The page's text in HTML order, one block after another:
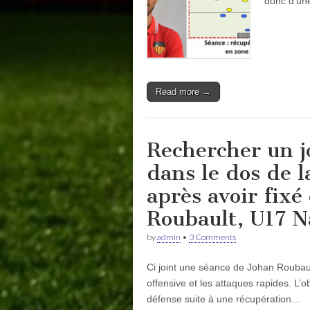
Read more →
Rechercher un
dans le dos de
après avoir fixé
Roubault, U17
byadmin • 3 Comments
Ci joint une séance de Johan
offensive et les attaques rapides.
défense suite à une récupération…